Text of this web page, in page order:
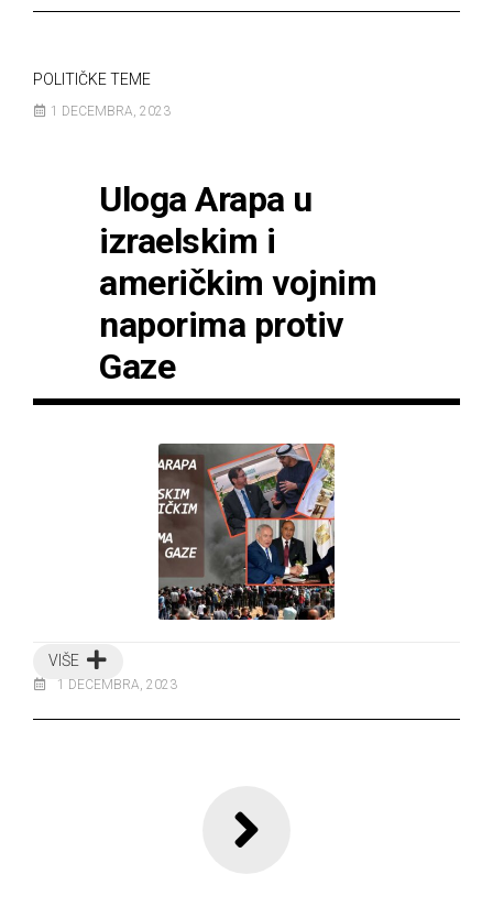
POLITIČKE TEME
1 DECEMBRA, 2023
Uloga Arapa u
izraelskim i
američkim vojnim
naporima protiv
Gaze
VIŠE
1 DECEMBRA, 2023